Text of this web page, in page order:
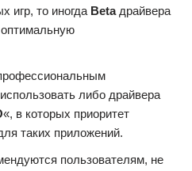
игр, то иногда Betaдрайвера
оптимальную
либо драйвера
«, в которых приоритет
таких приложений.
пользователям, не